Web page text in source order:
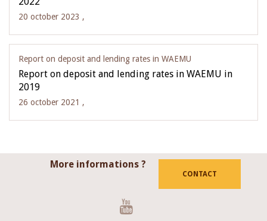
20 october 2023 ,
Report on deposit and lending rates in WAEMU
Report on deposit and lending rates in WAEMU in
2019
26 october 2021 ,
More informations ?
CONTACT